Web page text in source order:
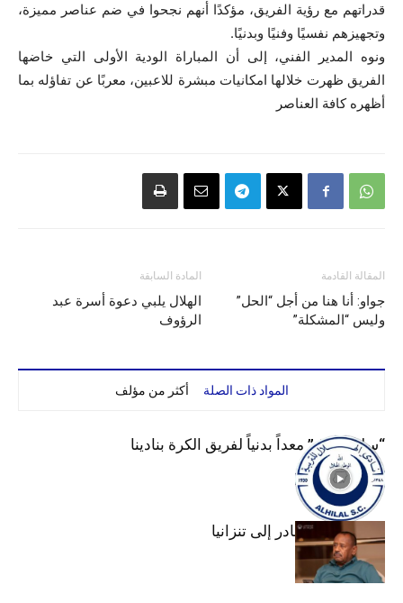
قدراتهم مع رؤية الفريق، مؤكدًا أنهم نجحوا في ضم عناصر مميزة،
وتجهيزهم نفسيًا وفنيًا وبدنيًا.
ونوه المدير الفني، إلى أن المباراة الودية الأولى التي خاضها
الفريق ظهرت خلالها امكانيات مبشرة للاعبين، معربًا عن تفاؤله بما
أظهره كافة العناصر
المادة السابقة
الهلال يلبي دعوة أسرة عبد
الرؤوف
المقالة القادمة
جواو: أنا هنا من أجل “الحل”
وليس “المشكلة”
المواد ذات الصلة أكثر من مؤلف
“سليم لبرق” معداً بدنياً لفريق الكرة بنادينا
عبد المهيمن يغادر إلى تنزانيا